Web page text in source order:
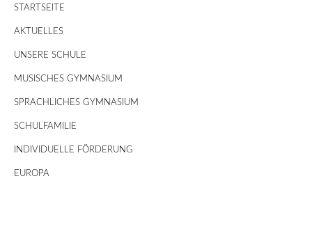
STARTSEITE
AKTUELLES
UNSERE SCHULE
MUSISCHES GYMNASIUM
SPRACHLICHES GYMNASIUM
SCHULFAMILIE
INDIVIDUELLE FÖRDERUNG
EUROPA